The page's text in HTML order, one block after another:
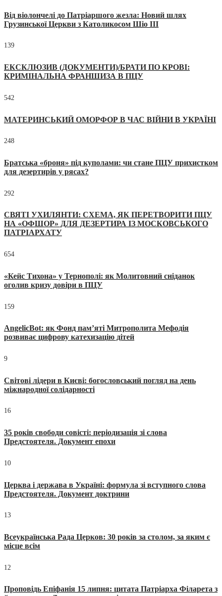
Від віолончелі до Патріаршого жезла: Новий шлях
Грузинської Церкви з Католикосом Шіо III
139
ЕКСКЛЮЗИВ (ДОКУМЕНТИ)/БРАТИ ПО КРОВІ:
КРИМІНАЛЬНА ФРАНШИЗА В ПЦУ
542
МАТЕРИНСЬКИЙ ОМОРФОР В ЧАС ВІЙНИ В УКРАЇНІ
248
Братська «броня» під куполами: чи стане ПЦУ прихистком
для дезертирів у рясах?
292
СВЯТІ УХИЛЯНТИ: СХЕМА, ЯК ПЕРЕТВОРИТИ ПЦУ
НА «ОФШОР» ДЛЯ ДЕЗЕРТИРА ІЗ МОСКОВСЬКОГО
ПАТРІАРХАТУ
654
«Кейс Тихона» у Тернополі: як Молитовний сніданок
оголив кризу довіри в ПЦУ
159
AngelicBot: як Фонд пам’яті Митрополита Мефодія
розвиває цифрову катехизацію дітей
9
Світові лідери в Києві: богословський погляд на день
міжнародної солідарності
16
35 років свободи совісті: періодизація зі слова
Предстоятеля. Документ епохи
10
Церква і держава в Україні: формула зі вступного слова
Предстоятеля. Документ доктрини
13
Всеукраїнська Рада Церков: 30 років за столом, за яким є
місце всім
12
Проповідь Епіфанія 15 липня: цитата Патріарха Філарета з